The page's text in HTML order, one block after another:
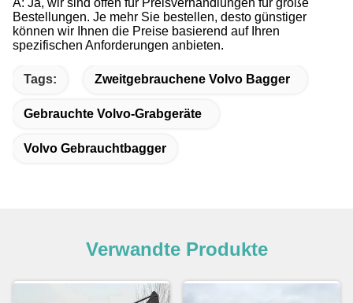
A: Ja, wir sind offen für Preisverhandlungen für große
Bestellungen. Je mehr Sie bestellen, desto günstiger
können wir Ihnen die Preise basierend auf Ihren
spezifischen Anforderungen anbieten.
Tags: Zweitgebrauchene Volvo Bagger
Gebrauchte Volvo-Grabgeräte
Volvo Gebrauchtbagger
Verwandte Produkte